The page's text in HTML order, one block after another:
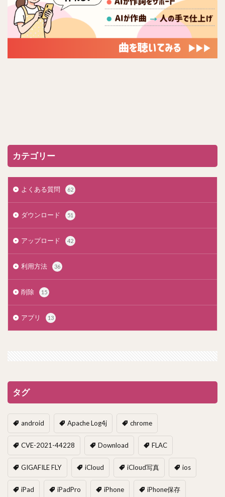
カテゴリー
よくある質問 62
ダウンロード 51
アップロード 42
利用方法 36
削除 15
アプリ 13
タグ
android Apache Log4j chrome
CVE-2021-44228 Download FLAC
GIGAFILE FLY iCloud iCloud写真 ios
iPad iPadPro iPhone iPhone保存